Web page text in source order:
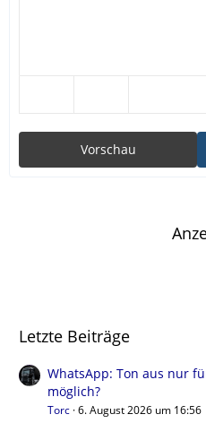
Vorschau
Letzte Beiträge
WhatsApp: Ton aus nur
möglich?
Torc 6. August 2026 um 16:56